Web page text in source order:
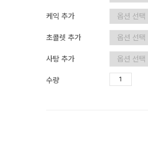
케익 추가
초콜렛 추가
사탕 추가
수량